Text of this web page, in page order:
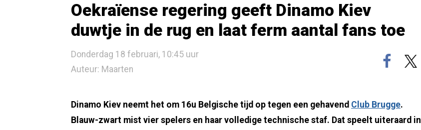
Oekraïense regering geeft Dinamo Kiev
duwtje in de rug en laat ferm aantal fans toe
Donderdag 18 februari, 10:45 uur
Auteur: Maarten
Dinamo Kiev neemt het om 16u Belgische tijd op tegen een gehavend Club Brugge.
Blauw-zwart mist vier spelers en haar volledige technische staf. Dat speelt uiteraard in